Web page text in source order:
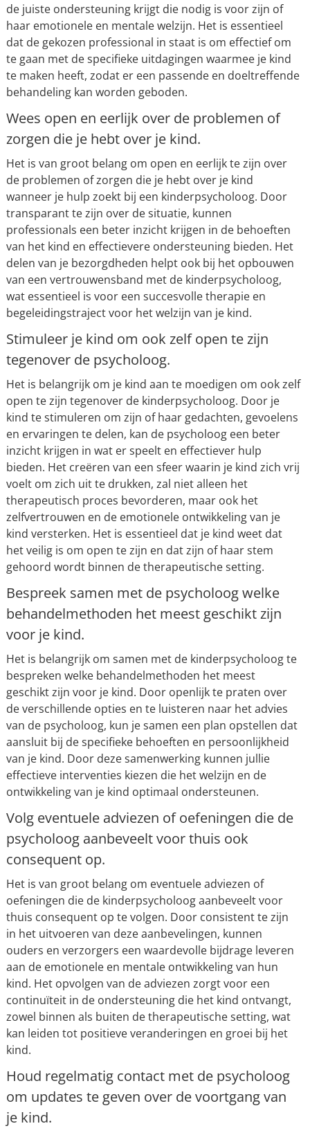
de juiste ondersteuning krijgt die nodig is voor zijn of
haar emotionele en mentale welzijn. Het is essentieel
dat de gekozen professional in staat is om effectief om
te gaan met de specifieke uitdagingen waarmee je kind
te maken heeft, zodat er een passende en doeltreffende
behandeling kan worden geboden.
Wees open en eerlijk over de problemen of
zorgen die je hebt over je kind.
Het is van groot belang om open en eerlijk te zijn over
de problemen of zorgen die je hebt over je kind
wanneer je hulp zoekt bij een kinderpsycholoog. Door
transparant te zijn over de situatie, kunnen
professionals een beter inzicht krijgen in de behoeften
van het kind en effectievere ondersteuning bieden. Het
delen van je bezorgdheden helpt ook bij het opbouwen
van een vertrouwensband met de kinderpsycholoog,
wat essentieel is voor een succesvolle therapie en
begeleidingstraject voor het welzijn van je kind.
Stimuleer je kind om ook zelf open te zijn
tegenover de psycholoog.
Het is belangrijk om je kind aan te moedigen om ook zelf
open te zijn tegenover de kinderpsycholoog. Door je
kind te stimuleren om zijn of haar gedachten, gevoelens
en ervaringen te delen, kan de psycholoog een beter
inzicht krijgen in wat er speelt en effectiever hulp
bieden. Het creëren van een sfeer waarin je kind zich vrij
voelt om zich uit te drukken, zal niet alleen het
therapeutisch proces bevorderen, maar ook het
zelfvertrouwen en de emotionele ontwikkeling van je
kind versterken. Het is essentieel dat je kind weet dat
het veilig is om open te zijn en dat zijn of haar stem
gehoord wordt binnen de therapeutische setting.
Bespreek samen met de psycholoog welke
behandelmethoden het meest geschikt zijn
voor je kind.
Het is belangrijk om samen met de kinderpsycholoog te
bespreken welke behandelmethoden het meest
geschikt zijn voor je kind. Door openlijk te praten over
de verschillende opties en te luisteren naar het advies
van de psycholoog, kun je samen een plan opstellen dat
aansluit bij de specifieke behoeften en persoonlijkheid
van je kind. Door deze samenwerking kunnen jullie
effectieve interventies kiezen die het welzijn en de
ontwikkeling van je kind optimaal ondersteunen.
Volg eventuele adviezen of oefeningen die de
psycholoog aanbeveelt voor thuis ook
consequent op.
Het is van groot belang om eventuele adviezen of
oefeningen die de kinderpsycholoog aanbeveelt voor
thuis consequent op te volgen. Door consistent te zijn
in het uitvoeren van deze aanbevelingen, kunnen
ouders en verzorgers een waardevolle bijdrage leveren
aan de emotionele en mentale ontwikkeling van hun
kind. Het opvolgen van de adviezen zorgt voor een
continuïteit in de ondersteuning die het kind ontvangt,
zowel binnen als buiten de therapeutische setting, wat
kan leiden tot positieve veranderingen en groei bij het
kind.
Houd regelmatig contact met de psycholoog
om updates te geven over de voortgang van
je kind.